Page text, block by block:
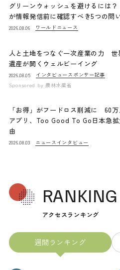
グリーンウォッシュを避けるには
が情報発信前に確認すべき5つの問
2026.08.06 ワールドニュース
人と土地をつなぐ一次産業の力 世
遺産が開くウェルビーイング
2026.08.05 インタビュー スポンサー記事
Sponsored by 農林水産省
「お得」がフードロス削減に 60
アプリ、Too Good To Go日本急拡
由
2026.08.03 ニュース インタビュー
RANKING
アクセスランキング
週間ランキング